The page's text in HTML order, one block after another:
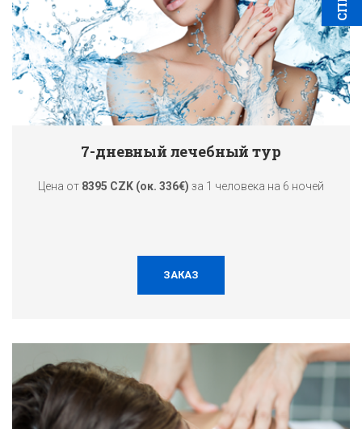
7-дневный лечебный тур
Цена от 8395 CZK (ок. 336€) за 1 человека на 6 ночей
ЗАКАЗ